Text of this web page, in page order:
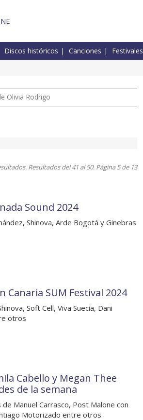
Discos históricos Canciones Festivales
Olivia Rodrigo
Resultados del 41 al 50. Página 5 de 13
Sound 2024
Shinova, Arde Bogotá y Ginebras
Canaria SUM Festival 2024
Soft Cell, Viva Suecia, Dani
otros
Cabello y Megan Thee
de la semana
Manuel Carrasco, Post Malone con
Motorizado entre otros